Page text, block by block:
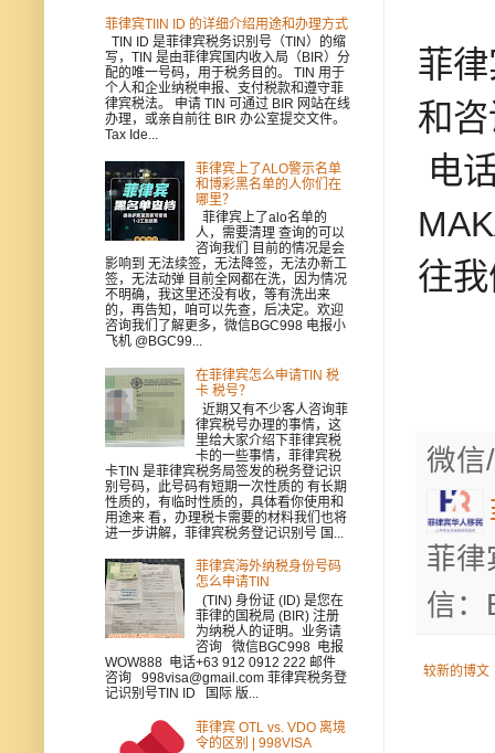
菲
和
电
往
微
菲律
信：
较新的博文
菲律宾TIIN ID 的详细介绍用途和办理方式
TIN ID 是菲律宾税务识别号（TIN）的缩
写，TIN 是由菲律宾国内收入局（BIR）分
配的唯一号码，用于税务目的。 TIN 用于
个人和企业纳税申报、支付税款和遵守菲
律宾税法。 申请 TIN 可通过 BIR 网站在线
办理，或亲自前往 BIR 办公室提交文件。
Tax Ide...
菲律宾上了ALO警示名单
和博彩黑名单的人你们在
哪里？
菲律宾上了alo名单的
人，需要清理 查询的可以
咨询我们 目前的情况是会
影响到 无法续签，无法降签，无法办新工
签，无法动弹 目前全网都在洗，因为情况
不明确，我这里还没有收，等有洗出来
的，再告知，咱可以先查，后决定。欢迎
咨询我们了解更多，微信BGC998 电报小
飞机 @BGC99...
在菲律宾怎么申请TIN 税
卡 税号？
近期又有不少客人咨询菲
律宾税号办理的事情，这
里给大家介绍下菲律宾税
卡的一些事情，菲律宾税
卡TIN 是菲律宾税务局签发的税务登记识
别号码，此号码有短期一次性质的 有长期
性质的，有临时性质的，具体看你使用和
用途来 看，办理税卡需要的材料我们也将
进一步讲解，菲律宾税务登记识别号 国...
菲律宾海外纳税身份号码
怎么申请TIN
(TIN) 身份证 (ID) 是您在
菲律的国税局 (BIR) 注册
为纳税人的证明。业务请
咨询 微信BGC998 电报
WOW888 电话+63 912 0912 222 邮件
咨询 998visa@gmail.com 菲律宾税务登
记识别号TIN ID 国际 版...
菲律宾 OTL vs. VDO 离境
令的区别 | 998VISA